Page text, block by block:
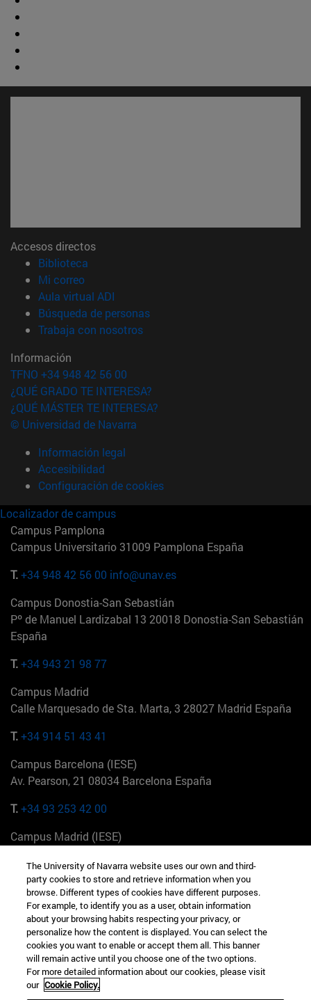
Accesos directos
Biblioteca
Mi correo(abre en nueva ventana)
Aula virtual ADI
Búsqueda de personas(abre en nueva ventana)
Trabaja con nosotros(abre en nueva ventana)
Información
TFNO +34 948 42 56 00
¿QUÉ GRADO TE INTERESA?
¿QUÉ MÁSTER TE INTERESA?
© Universidad de Navarra
Información legal
Accesibilidad
Configuración de cookies
Localizador de campus
Campus Pamplona
Campus Universitario 31009 Pamplona España
T.+34 948 42 56 00 info@unav.es
Campus Donostia-San Sebastián
Pº de Manuel Lardizabal 13 20018 Donostia-San Sebastián
España
T.+34 943 21 98 77
Campus Madrid
Calle Marquesado de Sta. Marta, 3 28027 Madrid España
T.+34 914 51 43 41
Campus Barcelona (IESE)
Av. Pearson, 21 08034 Barcelona España
T.+34 93 253 42 00
Campus Madrid (IESE)
+34 912 11 30 00
Campus Nueva York (IESE)
165 W 57th St 10019-2201 Nueva York EE.UU
+1 646 346 8850
Campus Munich (IESE)
The University of Navarra website uses our own and third-
party cookies to store and retrieve information when you
browse. Different types of cookies have different purposes.
For example, to identify you as a user, obtain information
about your browsing habits respecting your privacy, or
personalize how the content is displayed. You can select the
cookies you want to enable or accept them all. This banner
will remain active until you choose one of the two options.
For more detailed information about our cookies, please visit
our Cookie Policy.